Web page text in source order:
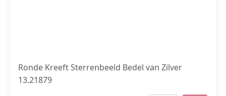
Ronde Kreeft Sterrenbeeld Bedel van Zilver
13.21879